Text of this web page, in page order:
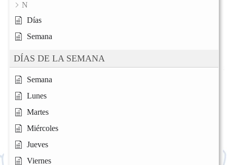
N
Días
Semana
DÍAS DE LA SEMANA
Semana
Lunes
Martes
Miércoles
Jueves
Viernes